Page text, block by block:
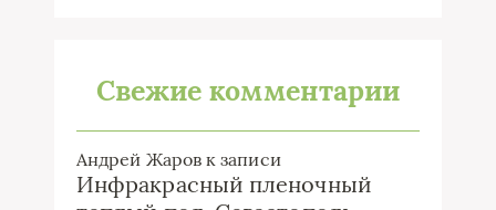
Свежие комментарии
Андрей Жаровк записи
Инфракрасный пленочный